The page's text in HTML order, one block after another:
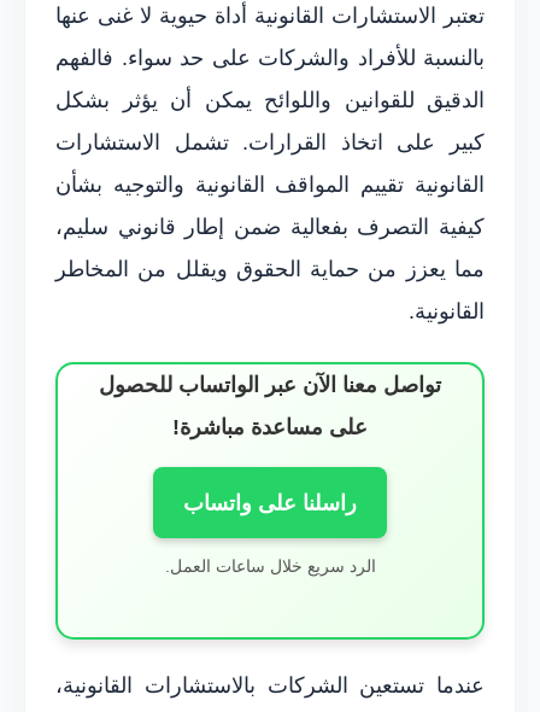
تعتبر الاستشارات القانونية أداة حيوية لا غنى عنها
بالنسبة للأفراد والشركات على حد سواء. فالفهم
الدقيق للقوانين واللوائح يمكن أن يؤثر بشكل
كبير على اتخاذ القرارات. تشمل الاستشارات
القانونية تقييم المواقف القانونية والتوجيه بشأن
كيفية التصرف بفعالية ضمن إطار قانوني سليم،
مما يعزز من حماية الحقوق ويقلل من المخاطر
القانونية.
تواصل معنا الآن عبر الواتساب للحصول
على مساعدة مباشرة!
راسلنا على واتساب
الرد سريع خلال ساعات العمل.
عندما تستعين الشركات بالاستشارات القانونية،